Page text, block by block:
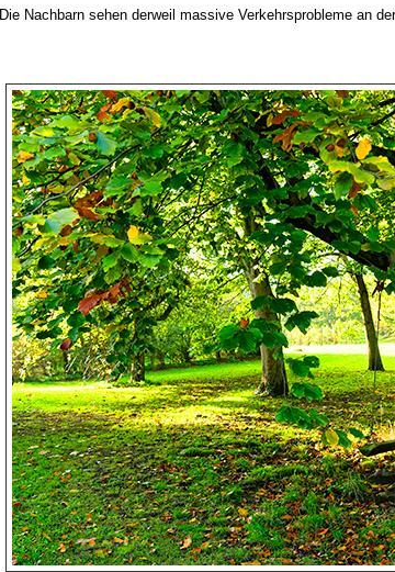
Die Nachbarn sehen derweil massive Verkehrsprobleme an